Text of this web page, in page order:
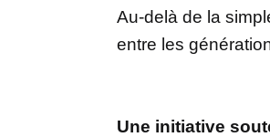
Au-delà de la
entre les
Une initiative